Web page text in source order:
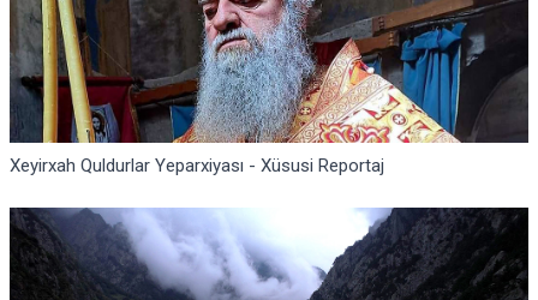
Xeyirxah Quldurlar Yeparxiyası - Xüsusi Reportaj